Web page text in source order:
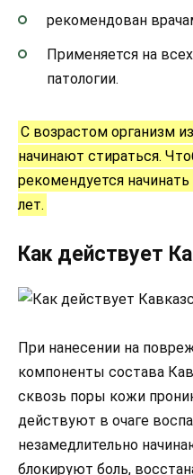
рекомендован
Применяется на
патологии.
С возрастом организм
начинают стираться.
рекомендуется
лет.
Как действует
При нанесении на
компоненты состава
сквозь поры кожи
действуют в очаге
незамедлительно
блокируют боль,